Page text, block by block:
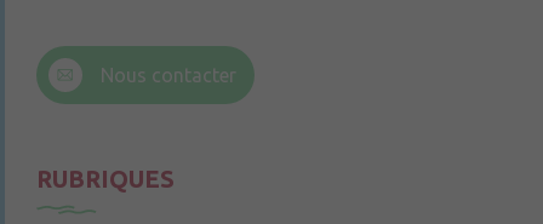
Nous contacter
RUBRIQUES